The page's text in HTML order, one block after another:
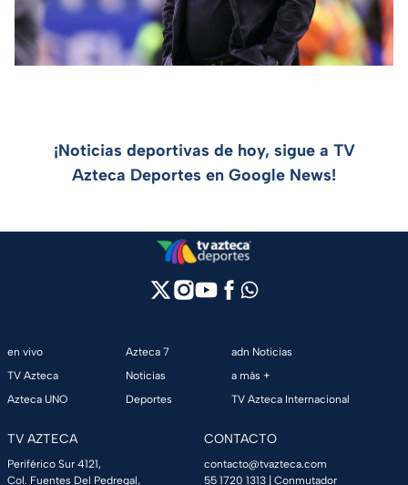
¡Noticias deportivas de hoy, sigue a TV
Azteca Deportes en Google News!
en vivo
TV Azteca
Azteca UNO
Azteca 7
Noticias
Deportes
adn Noticias
a más +
TV Azteca Internacional
TV AZTECA
Periférico Sur 4121,
Col. Fuentes Del Pedregal,
CONTACTO
contacto@tvazteca.com
55 1720 1313 | Conmutador